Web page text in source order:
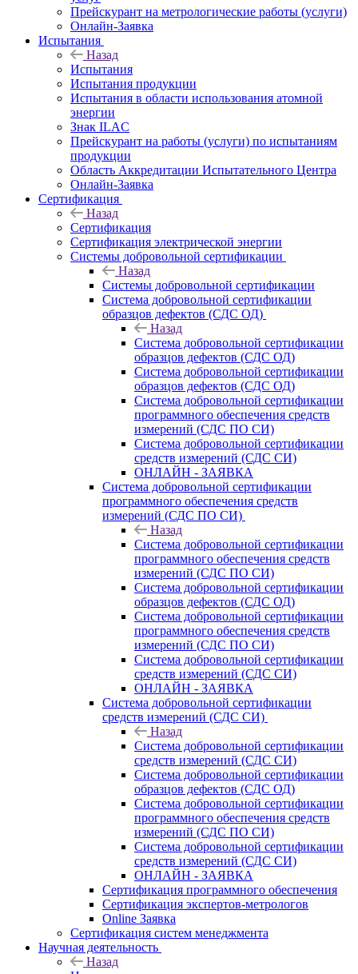
Прейскурант на метрологические работы (услуги)
Онлайн-Заявка
Испытания
Назад
Испытания
Испытания продукции
Испытания в области использования атомной
энергии
Знак ILAC
Прейскурант на работы (услуги) по испытаниям
продукции
Область Аккредитации Испытательного Центра
Онлайн-Заявка
Сертификация
Назад
Сертификация
Сертификация электрической энергии
Системы добровольной сертификации
Назад
Системы добровольной сертификации
Система добровольной сертификации
образцов дефектов (СДС ОД)
Назад
Система добровольной сертификации
образцов дефектов (СДС ОД)
Система добровольной сертификации
образцов дефектов (СДС ОД)
Система добровольной сертификации
программного обеспечения средств
измерений (СДС ПО СИ)
Система добровольной сертификации
средств измерений (СДС СИ)
ОНЛАЙН - ЗАЯВКА
Система добровольной сертификации
программного обеспечения средств
измерений (СДС ПО СИ)
Назад
Система добровольной сертификации
программного обеспечения средств
измерений (СДС ПО СИ)
Система добровольной сертификации
образцов дефектов (СДС ОД)
Система добровольной сертификации
программного обеспечения средств
измерений (СДС ПО СИ)
Система добровольной сертификации
средств измерений (СДС СИ)
ОНЛАЙН - ЗАЯВКА
Система добровольной сертификации
средств измерений (СДС СИ)
Назад
Система добровольной сертификации
средств измерений (СДС СИ)
Система добровольной сертификации
образцов дефектов (СДС ОД)
Система добровольной сертификации
программного обеспечения средств
измерений (СДС ПО СИ)
Система добровольной сертификации
средств измерений (СДС СИ)
ОНЛАЙН - ЗАЯВКА
Сертификация программного обеспечения
Сертификация экспертов-метрологов
Online Заявка
Сертификация систем менеджмента
Научная деятельность
Назад